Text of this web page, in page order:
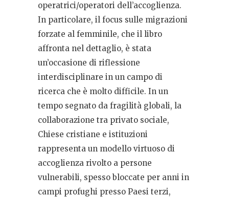
operatrici/operatori dell’accoglienza.
In particolare, il focus sulle migrazioni
forzate al femminile, che il libro
affronta nel dettaglio, è stata
un’occasione di riflessione
interdisciplinare in un campo di
ricerca che è molto difficile. In un
tempo segnato da fragilità globali, la
collaborazione tra privato sociale,
Chiese cristiane e istituzioni
rappresenta un modello virtuoso di
accoglienza rivolto a persone
vulnerabili, spesso bloccate per anni in
campi profughi presso Paesi terzi,